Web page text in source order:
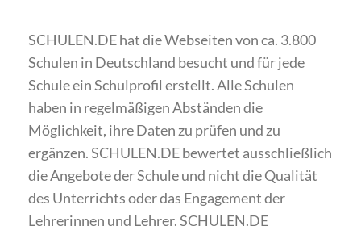
SCHULEN.DE hat die Webseiten von ca. 3.800
Schulen in Deutschland besucht und für jede
Schule ein Schulprofil erstellt. Alle Schulen
haben in regelmäßigen Abständen die
Möglichkeit, ihre Daten zu prüfen und zu
ergänzen. SCHULEN.DE bewertet ausschließlich
die Angebote der Schule und nicht die Qualität
des Unterrichts oder das Engagement der
Lehrerinnen und Lehrer. SCHULEN.DE